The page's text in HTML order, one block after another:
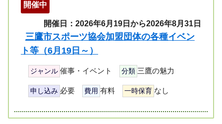
開催中
開催日：2026年6月19日から2026年8月31日
三鷹市スポーツ協会加盟団体の各種イベン
ト等（6月19日～）
ジャンル 催事・イベント 分類 三鷹の魅力
申し込み 必要 費用 有料 一時保育 なし